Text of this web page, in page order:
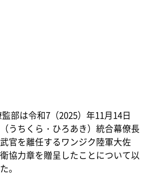
部は令和7（2025）年11月14日
うちくら・ひろあき）統合幕僚長
官を離任するワンジク陸軍大佐
協力章を贈呈したことについて以
。